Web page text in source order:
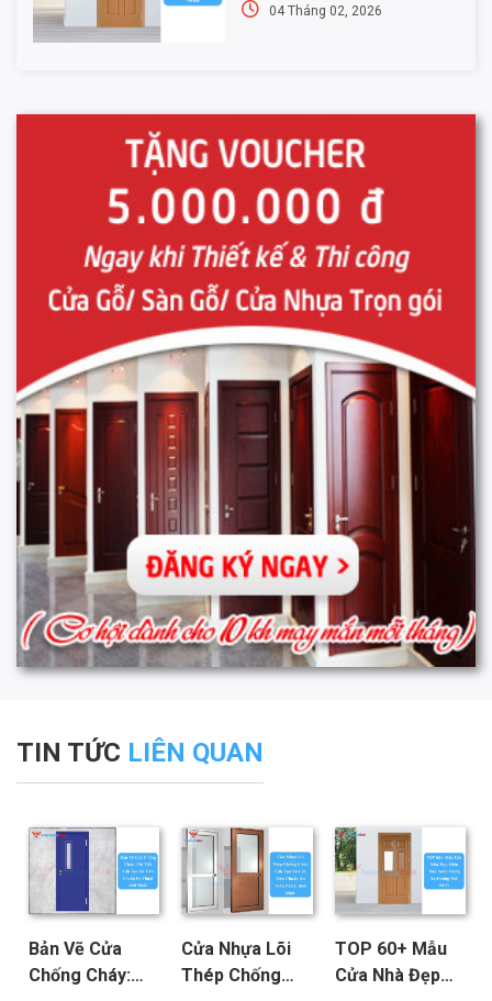
04 Tháng 02, 2026
TIN TỨC LIÊN QUAN
Bản Vẽ Cửa
Chống Cháy:
Cửa Nhựa Lõi
Thép Chống
TOP 60+ Mẫu
Cửa Nhà Đẹp